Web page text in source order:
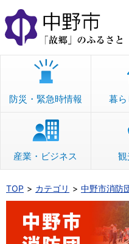
本
文
へ
移
防災・緊急時情報 暮
産業・ビジネス 観
TOP カテゴリ 中野市消防